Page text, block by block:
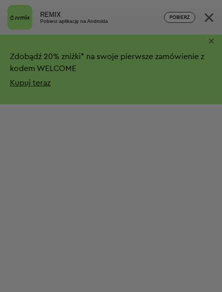
REMIX
Pobierz aplikację na Androida
POBIERZ ×
Zdobądź 20% zniżki* na swoje pierwsze zamówienie z
kodem WELCOME
Kupuj teraz
×